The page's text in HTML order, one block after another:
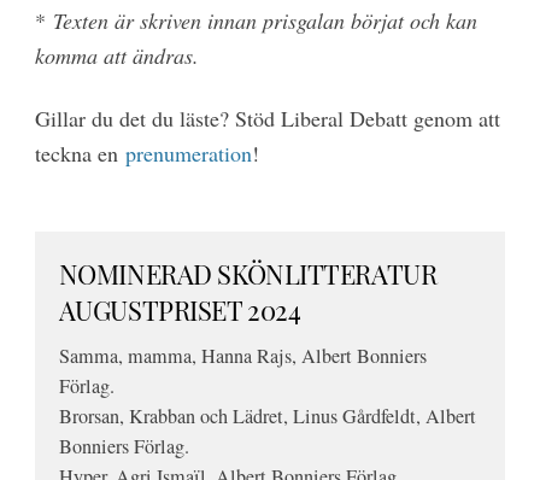
* Texten är skriven innan prisgalan börjat och kan
komma att ändras.
Gillar du det du läste? Stöd Liberal Debatt genom att
teckna en prenumeration!
NOMINERAD SKÖNLITTERATUR
AUGUSTPRISET 2024
Samma, mamma, Hanna Rajs, Albert Bonniers
Förlag.
Brorsan, Krabban och Lädret, Linus Gårdfeldt, Albert
Bonniers Förlag.